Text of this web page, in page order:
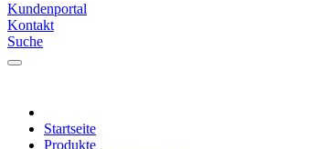
Kundenportal
Kontakt
Suche
Startseite
Produkte